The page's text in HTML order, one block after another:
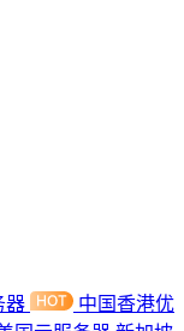
器
中国香港优